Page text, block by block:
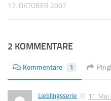
17. OKTOBER 2007
2 KOMMENTARE
Kommentare 1
Lieblingsserie
11. Mai